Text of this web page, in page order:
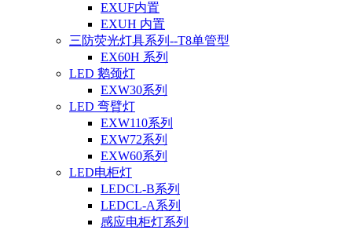
EXUF内置
EXUH 内置
三防荧光灯具系列--T8单管型
EX60H 系列
LED 鹅颈灯
EXW30系列
LED 弯臂灯
EXW110系列
EXW72系列
EXW60系列
LED电柜灯
LEDCL-B系列
LEDCL-A系列
感应电柜灯系列